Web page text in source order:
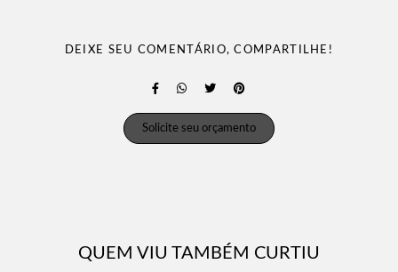
DEIXE SEU COMENTÁRIO, COMPARTILHE!
Solicite seu orçamento
QUEM VIU TAMBÉM CURTIU